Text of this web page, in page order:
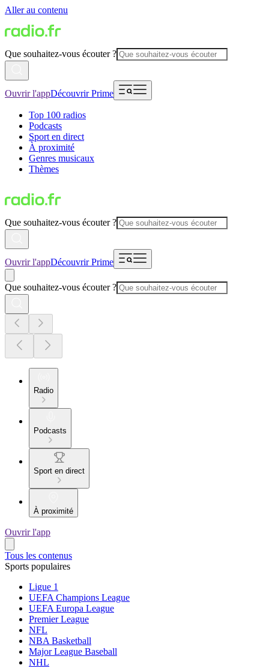
Aller au contenu
Que souhaitez-vous écouter ?
Ouvrir l'appDécouvrir Prime
Top 100 radios
Podcasts
Sport en direct
À proximité
Genres musicaux
Thèmes
Que souhaitez-vous écouter ?
Ouvrir l'appDécouvrir Prime
Que souhaitez-vous écouter ?
Radio
Podcasts
Sport en direct
À proximité
Ouvrir l'app
Tous les contenus
Sports populaires
Ligue 1
UEFA Champions League
UEFA Europa League
Premier League
NFL
NBA Basketball
Major League Baseball
NHL